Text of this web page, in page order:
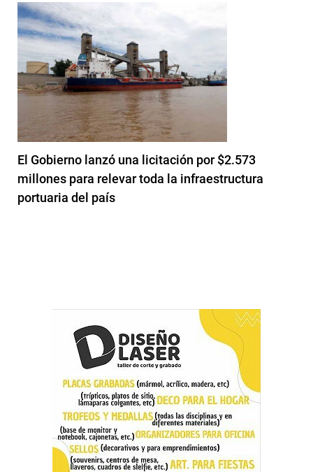
El Gobierno lanzó una licitación por $2.573
millones para relevar toda la infraestructura
portuaria del país